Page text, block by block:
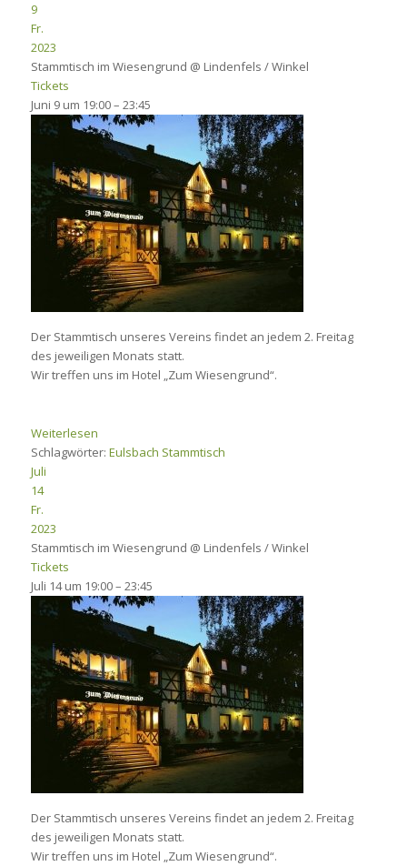
9
Fr.
2023
Stammtisch im Wiesengrund @ Lindenfels / Winkel
Tickets
Juni 9 um 19:00 – 23:45
Der Stammtisch unseres Vereins findet an jedem 2. Freitag
des jeweiligen Monats statt.
Wir treffen uns im Hotel „Zum Wiesengrund“.
Weiterlesen
Schlagwörter: Eulsbach Stammtisch
Juli
14
Fr.
2023
Stammtisch im Wiesengrund @ Lindenfels / Winkel
Tickets
Juli 14 um 19:00 – 23:45
Der Stammtisch unseres Vereins findet an jedem 2. Freitag
des jeweiligen Monats statt.
Wir treffen uns im Hotel „Zum Wiesengrund“.